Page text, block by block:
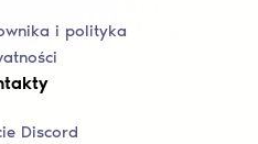
i polityka
Discord